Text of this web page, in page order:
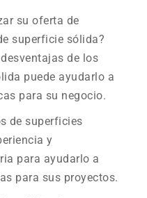
su oferta de
superficie sólida?
de los
puede ayudarlo a
para su negocio.
de superficies
y
para ayudarlo a
para sus proyectos.